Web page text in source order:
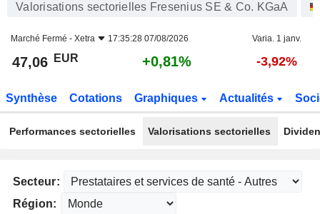
Valorisations sectorielles Fresenius SE & Co. KGaA
Marché Fermé - Xetra 17:35:28 07/08/2026 Varia. 1 janv.
47,06 EUR +0,81% -3,92%
Synthèse Cotations Graphiques Actualités
Performances sectorielles Valorisations sectorielles
Secteur:
Région: